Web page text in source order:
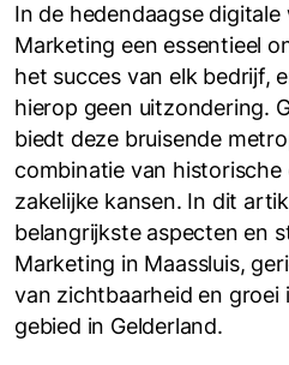
In de hedendaagse digitale
Marketing een essentieel
het succes van elk bedrijf,
hierop geen uitzondering.
biedt deze bruisende
combinatie van
zakelijke kansen. In dit
belangrijkste aspecten en
Marketing in Maassluis,
van zichtbaarheid en groei
gebied in Gelderland.